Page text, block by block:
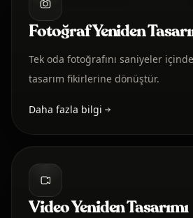
Fotoğraf Yeniden
Tek oda fotoğrafını saniyeler
tasarım fikirlerine dönüştür.
Daha fazla bilgi
Video Yeniden Tasarımı